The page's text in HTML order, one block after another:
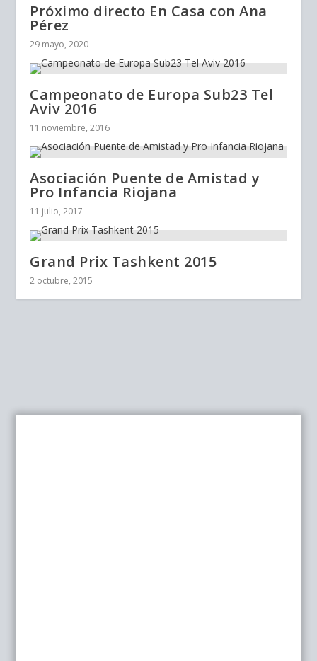
Próximo directo En Casa con Ana
Pérez
29 mayo, 2020
Campeonato de Europa Sub23 Tel
Aviv 2016
11 noviembre, 2016
Asociación Puente de Amistad y
Pro Infancia Riojana
11 julio, 2017
Grand Prix Tashkent 2015
2 octubre, 2015